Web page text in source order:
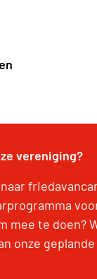
vereniging?
mee te doen?
onze